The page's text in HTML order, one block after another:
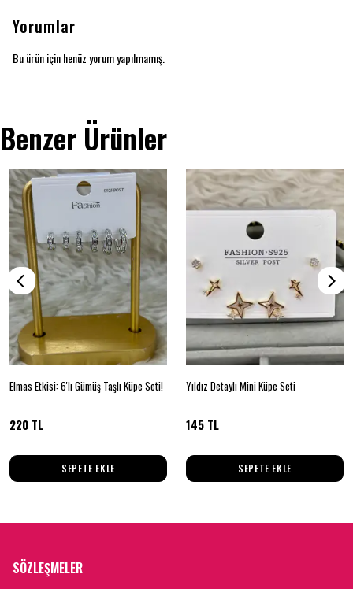
Yorumlar
Bu ürün için henüz yorum yapılmamış.
Benzer Ürünler
Elmas Etkisi: 6'lı Gümüş Taşlı Küpe Seti!
220 TL
SEPETE EKLE
Yıldız Detaylı Mini Küpe Seti
145 TL
SEPETE EKLE
SÖZLEŞMELER